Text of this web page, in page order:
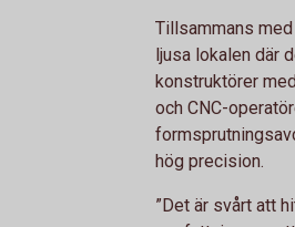
Tillsammans
ljusa lokalen där
konstruktörer
och CNC-
hög precision.
”Det är svårt att